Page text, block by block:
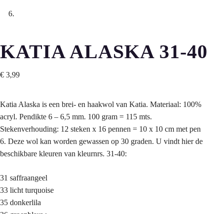
KATIA ALASKA 31-40
€ 3,99
Katia Alaska is een brei- en haakwol van Katia. Materiaal: 100%
acryl. Pendikte 6 – 6,5 mm. 100 gram = 115 mts.
Stekenverhouding: 12 steken x 16 pennen = 10 x 10 cm met pen
6. Deze wol kan worden gewassen op 30 graden. U vindt hier de
beschikbare kleuren van kleurnrs. 31-40:
31 saffraangeel
33 licht turquoise
35 donkerlila